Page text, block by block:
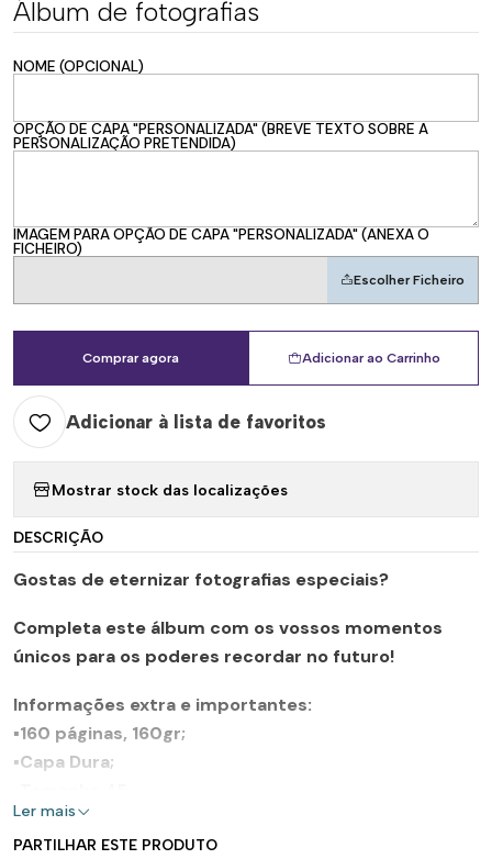
Álbum de fotografias
NOME (OPCIONAL)
OPÇÃO DE CAPA "PERSONALIZADA" (BREVE TEXTO SOBRE A
PERSONALIZAÇÃO PRETENDIDA)
IMAGEM PARA OPÇÃO DE CAPA "PERSONALIZADA" (ANEXA O
FICHEIRO)
Escolher Ficheiro
Adicionar ao Carrinho
Comprar agora
Adicionar à lista de favoritos
Mostrar stock das localizações
DESCRIÇÃO
Gostas de eternizar fotografias especiais?
Completa este álbum com os vossos momentos
únicos para os poderes recordar no futuro!
Informações extra e importantes:
▪️160 páginas, 160gr;
▪️Capa Dura;
Ler mais
PARTILHAR ESTE PRODUTO